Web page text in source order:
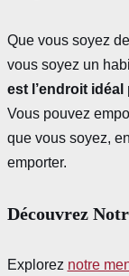
Que vous soyez
vous soyez un
est l’endroit
Vous pouvez
que vous soyez,
emporter.
Découvrez
Explorez notre